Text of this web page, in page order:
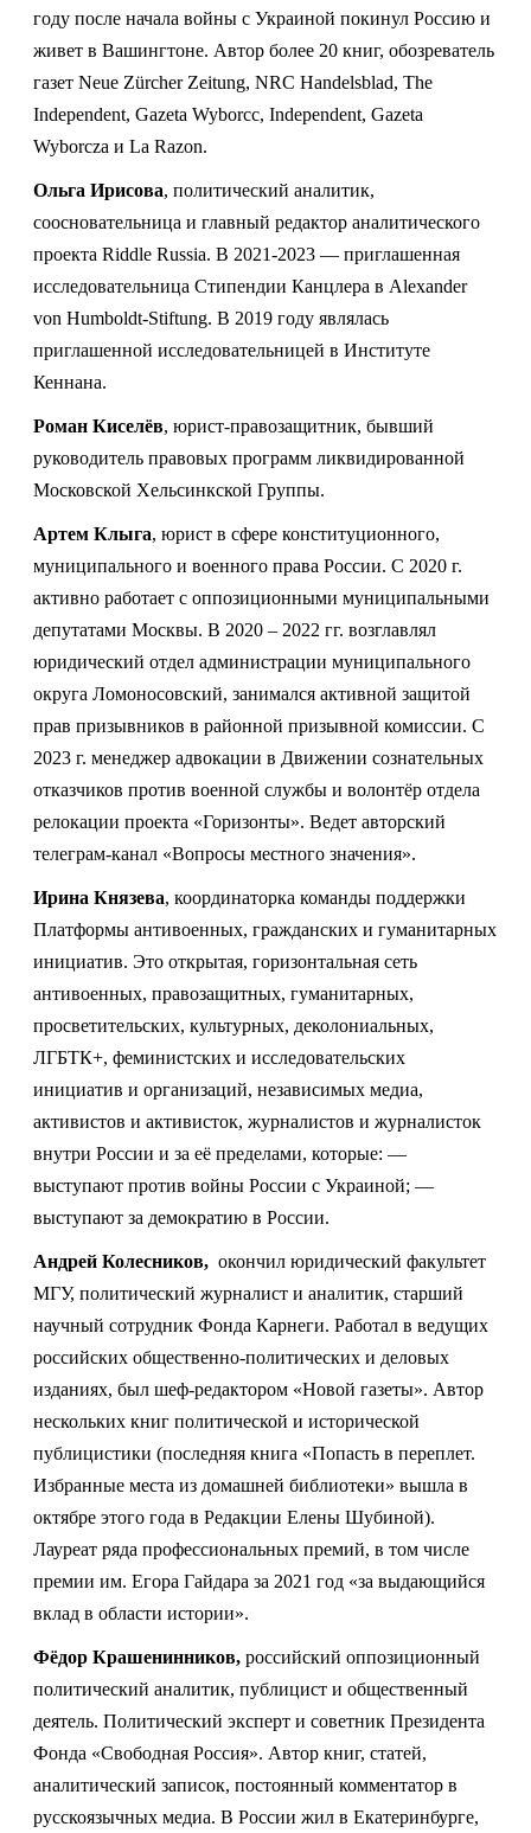
году после начала войны с Украиной покинул Россию и
живет в Вашингтоне. Автор более 20 книг, обозреватель
газет Neue Zürcher Zeitung, NRC Handelsblad, The
Independent, Gazeta Wyborcc, Independent, Gazeta
Wyborcza и La Razon.
Ольга Ирисова, политический аналитик,
соосновательница и главный редактор аналитического
проекта Riddle Russia. В 2021-2023 — приглашенная
исследовательница Стипендии Канцлера в Alexander
von Humboldt-Stiftung. В 2019 году являлась
приглашенной исследовательницей в Институте
Кеннана.
Роман Киселёв, юрист-правозащитник, бывший
руководитель правовых программ ликвидированной
Московской Хельсинкской Группы.
Артем Клыга, юрист в сфере конституционного,
муниципального и военного права России. С 2020 г.
активно работает с оппозиционными муниципальными
депутатами Москвы. В 2020 – 2022 гг. возглавлял
юридический отдел администрации муниципального
округа Ломоносовский, занимался активной защитой
прав призывников в районной призывной комиссии. C
2023 г. менеджер адвокации в Движении сознательных
отказчиков против военной службы и волонтёр отдела
релокации проекта «Горизонты». Ведет авторский
телеграм-канал «Вопросы местного значения».
Ирина Князева, координаторка команды поддержки
Платформы антивоенных, гражданских и гуманитарных
инициатив. Это открытая, горизонтальная сеть
антивоенных, правозащитных, гуманитарных,
просветительских, культурных, деколониальных,
ЛГБТК+, феминистских и исследовательских
инициатив и организаций, независимых медиа,
активистов и активисток, журналистов и журналисток
внутри России и за её пределами, которые: —
выступают против войны России с Украиной; —
выступают за демократию в России.
Андрей Колесников, окончил юридический факультет
МГУ, политический журналист и аналитик, старший
научный сотрудник Фонда Карнеги. Работал в ведущих
российских общественно-политических и деловых
изданиях, был шеф-редактором «Новой газеты». Автор
нескольких книг политической и исторической
публицистики (последняя книга «Попасть в переплет.
Избранные места из домашней библиотеки» вышла в
октябре этого года в Редакции Елены Шубиной).
Лауреат ряда профессиональных премий, в том числе
премии им. Егора Гайдара за 2021 год «за выдающийся
вклад в области истории».
Фёдор Крашенинников, российский оппозиционный
политический аналитик, публицист и общественный
деятель. Политический эксперт и советник Президента
Фонда «Свободная Россия». Автор книг, статей,
аналитический записок, постоянный комментатор в
русскоязычных медиа. В России жил в Екатеринбурге,